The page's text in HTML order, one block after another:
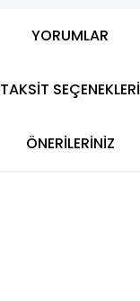
YORUMLAR
TAKSİT SEÇENEKLERİ
ÖNERİLERİNİZ